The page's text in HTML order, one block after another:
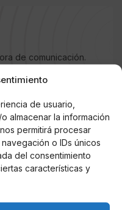
de usuario,
almacenar la información
permitirá procesar
o IDs únicos
del consentimiento
características y
de comunicación.
Online en
Casinos
Argentina 2025